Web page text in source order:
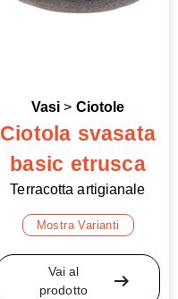
Vasi > Ciotole
Ciotola svasata
basic etrusca
Terracotta artigianale
Mostra Varianti
Vai al
prodotto
arrow_right_alt